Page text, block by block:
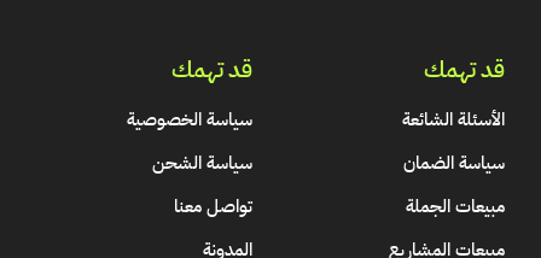
قد تهمك
الأسئلة الشائعة
سياسة الضمان
مبيعات الجملة
مبيعات المشاريع
قد تهمك
سياسة الخصوصية
سياسة الشحن
تواصل معنا
المدونة